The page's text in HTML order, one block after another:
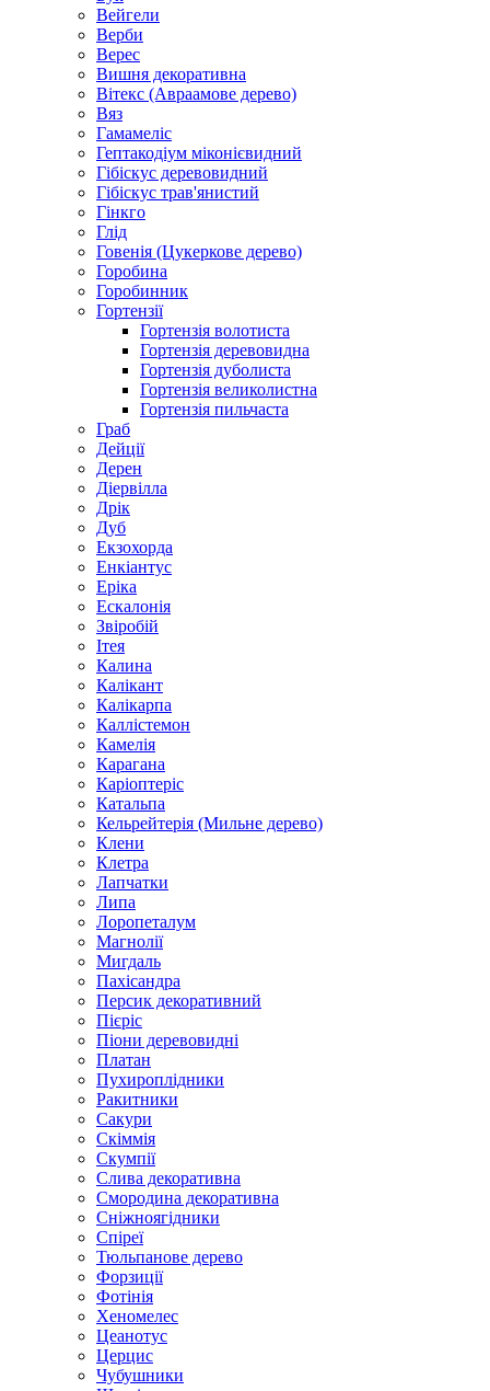
Вейгели
Верби
Верес
Вишня декоративна
Вітекс (Авраамове дерево)
Вяз
Гамамеліс
Гептакодіум міконієвидний
Гібіскус деревовидний
Гібіскус трав'янистий
Гінкго
Глід
Говенія (Цукеркове дерево)
Горобина
Горобинник
Гортензії
Гортензія волотиста
Гортензія деревовидна
Гортензія дуболиста
Гортензія великолистна
Гортензія пильчаста
Граб
Дейції
Дерен
Діервілла
Дрік
Дуб
Екзохорда
Енкіантус
Еріка
Ескалонія
Звіробій
Ітея
Калина
Калікант
Калікарпа
Каллістемон
Камелія
Карагана
Каріоптеріс
Катальпа
Кельрейтерія (Мильне дерево)
Клени
Клетра
Лапчатки
Липа
Лоропеталум
Магнолії
Мигдаль
Пахісандра
Персик декоративний
Пієріс
Піони деревовидні
Платан
Пухироплідники
Ракитники
Сакури
Скіммія
Скумпії
Слива декоративна
Смородина декоративна
Сніжноягідники
Спіреї
Тюльпанове дерево
Форзиції
Фотінія
Хеномелес
Цеанотус
Церцис
Чубушники